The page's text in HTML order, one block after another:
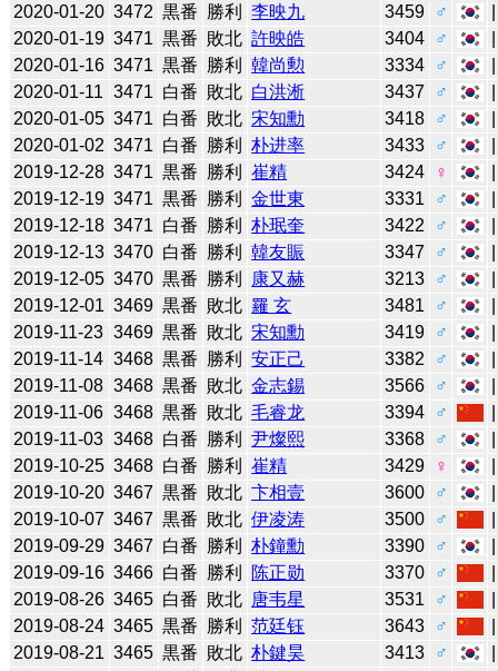
2020-01-20 3472 黒番 勝利 李映九 3459 ♂
2020-01-19 3471 黒番 敗北 許映皓 3404 ♂
2020-01-16 3471 黒番 勝利 韓尚勲 3334 ♂
2020-01-11 3471 白番 敗北 白洪淅 3437 ♂
2020-01-05 3471 白番 敗北 宋知勳 3418 ♂
2020-01-02 3471 白番 勝利 朴进率 3433 ♂
2019-12-28 3471 黒番 勝利 崔精 3424 ♀
2019-12-19 3471 黒番 勝利 金世東 3331 ♂
2019-12-18 3471 白番 勝利 朴珉奎 3422 ♂
2019-12-13 3470 白番 勝利 韓友賑 3347 ♂
2019-12-05 3470 黒番 勝利 康又赫 3213 ♂
2019-12-01 3469 黒番 敗北 羅 玄 3481 ♂
2019-11-23 3469 黒番 敗北 宋知勳 3419 ♂
2019-11-14 3468 黒番 勝利 安正己 3382 ♂
2019-11-08 3468 黒番 敗北 金志錫 3566 ♂
2019-11-06 3468 黒番 敗北 毛睿龙 3394 ♂
2019-11-03 3468 白番 勝利 尹燦熙 3368 ♂
2019-10-25 3468 白番 勝利 崔精 3429 ♀
2019-10-20 3467 黒番 敗北 卞相壹 3600 ♂
2019-10-07 3467 黒番 敗北 伊凌涛 3500 ♂
2019-09-29 3467 白番 勝利 朴鐘勳 3390 ♂
2019-09-16 3466 白番 勝利 陈正勋 3370 ♂
2019-08-26 3465 白番 敗北 唐韦星 3531 ♂
2019-08-24 3465 黒番 勝利 范廷钰 3643 ♂
2019-08-21 3465 黒番 敗北 朴鍵昊 3413 ♂